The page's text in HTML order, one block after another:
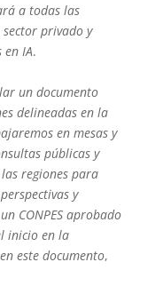
a todas las
privado y
en IA.
un documento
delineadas en la
en mesas y
públicas y
regiones para
y
CONPES aprobado
inicio en la
este documento,